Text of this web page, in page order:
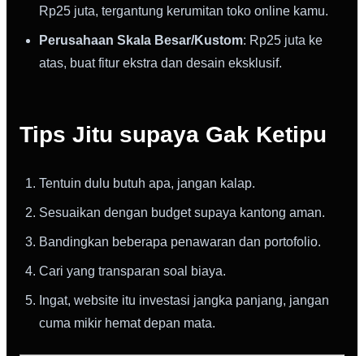
Rp25 juta, tergantung kerumitan toko online kamu.
Perusahaan Skala Besar/Kustom: Rp25 juta ke
atas, buat fitur ekstra dan desain eksklusif.
Tips Jitu supaya Gak Ketipu
Tentuin dulu butuh apa, jangan kalap.
Sesuaikan dengan budget supaya kantong aman.
Bandingkan beberapa penawaran dan portofolio.
Cari yang transparan soal biaya.
Ingat, website itu investasi jangka panjang, jangan
cuma mikir hemat depan mata.